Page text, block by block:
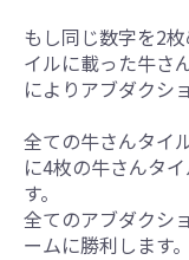
もし同じ数字を2
イルに載った牛さ
によりアブダクシ
全ての牛さんタイ
に4枚の牛さんタ
す。
全てのアブダクシ
ームに勝利します。